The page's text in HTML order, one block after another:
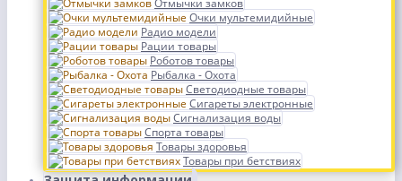
Отмычки замков
Очки мультемидийные
Радио модели
Рации товары
Роботов товары
Рыбалка - Охота
Светодиодные товары
Сигареты электронные
Сигнализация воды
Спорта товары
Товары здоровья
Товары при бетствиях